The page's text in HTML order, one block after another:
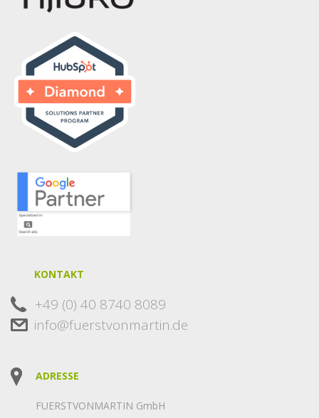
KONTAKT
+49 (0) 40 8740 8089
info@fuerstvonmartin.de
ADRESSE
FUERSTVONMARTIN GmbH